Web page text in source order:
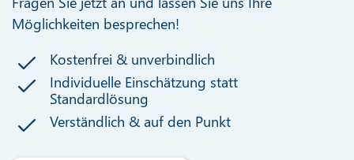
Möglichkeiten besprechen!
Kostenfrei & unverbindlich
Individuelle Einschätzung statt
Standardlösung
Verständlich & auf den Punkt